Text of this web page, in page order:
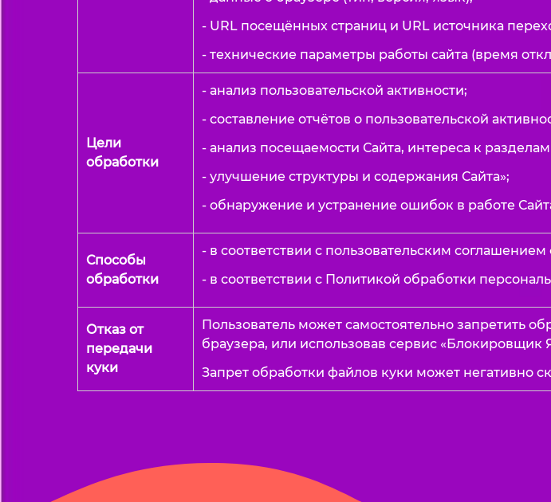
- URL посещённых страниц и URL источника
- технические параметры работы сайта (время
Цели
обработки
- анализ пользовательской активности;
- составление отчётов о пользовательской
- анализ посещаемости Сайта, интереса к
- улучшение структуры и содержания Сайта»;
- обнаружение и устранение ошибок в работе
Способы
обработки
- в соответствии с пользовательским
- в соответствии с Политикой обработки
Отказ от
передачи
куки
Пользователь может самостоятельно запретить
браузера, или использовав сервис «Блокировщик
Запрет обработки файлов куки может негативно